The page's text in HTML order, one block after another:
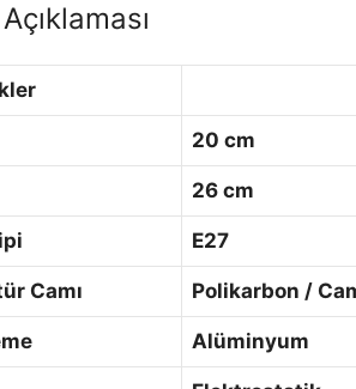
20 cm
26 cm
E27
Camı Polikarbon /